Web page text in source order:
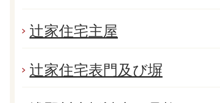
辻家住宅主屋
辻家住宅表門及び塀